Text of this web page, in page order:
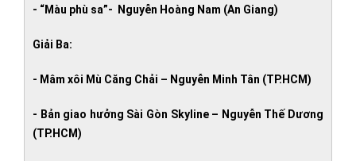
- “Màu phù sa”- Nguyễn Hoàng Nam (An Giang)
Giải Ba:
- Mâm xôi Mù Căng Chải – Nguyễn Minh Tân (TP.HCM)
- Bản giao hưởng Sài Gòn Skyline – Nguyễn Thế Dương
(TP.HCM)